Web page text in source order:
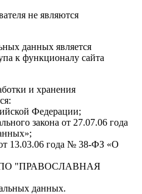
не являются
данных является
к функционалу сайта
и хранения
Федерации;
закона от 27.07.06 года
13.03.06 года № 38-ФЗ «О
СПО "ПРАВОСЛАВНАЯ
данных.